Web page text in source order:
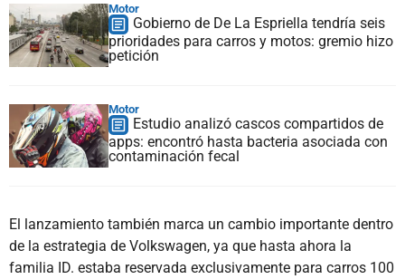
Motor
Gobierno de De La Espriella tendría seis
prioridades para carros y motos: gremio hizo
petición
Motor
Estudio analizó cascos compartidos de
apps: encontró hasta bacteria asociada con
contaminación fecal
El lanzamiento también marca un cambio importante dentro
de la estrategia de Volkswagen, ya que hasta ahora la
familia ID. estaba reservada exclusivamente para carros 100